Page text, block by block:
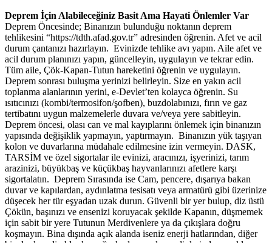
Deprem İçin Alabileceğiniz Basit Ama Hayati Önlemler Var
Deprem Öncesinde; Binanızın bulunduğu noktanın deprem
tehlikesini “https://tdth.afad.gov.tr” adresinden öğrenin. Afet ve acil
durum çantanızı hazırlayın. Evinizde tehlike avı yapın. Aile afet ve
acil durum planınızı yapın, güncelleyin, uygulayın ve tekrar edin.
Tüm aile, Çök-Kapan-Tutun hareketini öğrenin ve uygulayın.
Deprem sonrası buluşma yerinizi belirleyin. Size en yakın acil
toplanma alanlarının yerini, e-Devlet’ten kolayca öğrenin. Su
ısıtıcınızı (kombi/termosifon/şofben), buzdolabınızı, fırın ve gaz
tertibatını uygun malzemelerle duvara ve/veya yere sabitleyin.
Deprem öncesi, olası can ve mal kayıplarını önlemek için binanızın
yapısında değişiklik yapmayın, yaptırmayın. Binanızın yük taşıyan
kolon ve duvarlarına müdahale edilmesine izin vermeyin. DASK,
TARSİM ve özel sigortalar ile evinizi, aracınızı, işyerinizi, tarım
arazinizi, büyükbaş ve küçükbaş hayvanlarınızı afetlere karşı
sigortalatın. Deprem Sırasında ise Cam, pencere, dışarıya bakan
duvar ve kapılardan, aydınlatma tesisatı veya armatürü gibi üzerinize
düşecek her tür eşyadan uzak durun. Güvenli bir yer bulup, diz üstü
Çökün, başınızı ve ensenizi koruyacak şekilde Kapanın, düşmemek
için sabit bir yere Tutunun Merdivenlere ya da çıkışlara doğru
koşmayın. Bina dışında açık alanda iseniz enerji hatlarından, diğer